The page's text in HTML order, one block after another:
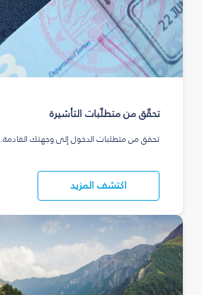
تحقّق من متطلّبات التأشيرة
تحقق من متطلبات الدخول إلى وجهتك القادمة.
اكتشف المزيد